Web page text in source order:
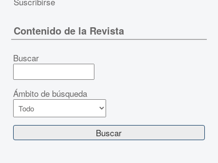
Contenido de la Revista
Buscar
Ámbito de búsqueda